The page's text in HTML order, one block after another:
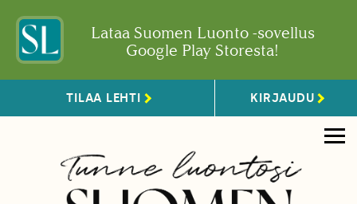
Lataa Suomen Luonto -sovellus
Google Play Storesta!
TILAA LEHTI KIRJAUDU